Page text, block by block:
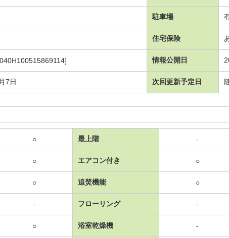
駐車場
住宅保険
情報公開日
7日 次回更新予定日
○ 最上階 -
○ エアコン付き ○
○ 追焚機能 ○
- フローリング -
○ 浴室乾燥機 -